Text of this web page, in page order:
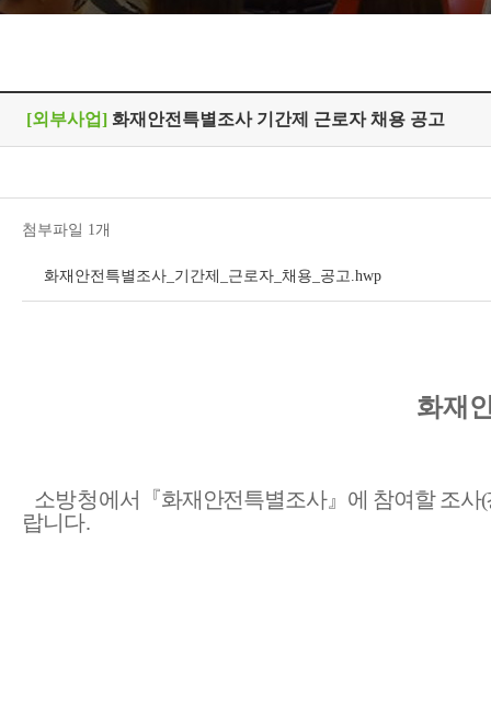
[외부사업] 화재안전특별조사 기간제 근로자 채용 공고
첨부파일 1개
화재안전특별조사_기간제_근로자_채용_공고.hwp
화재
소방청에서 『화재안전특별조사』 에 참여할 조사(
랍니다.